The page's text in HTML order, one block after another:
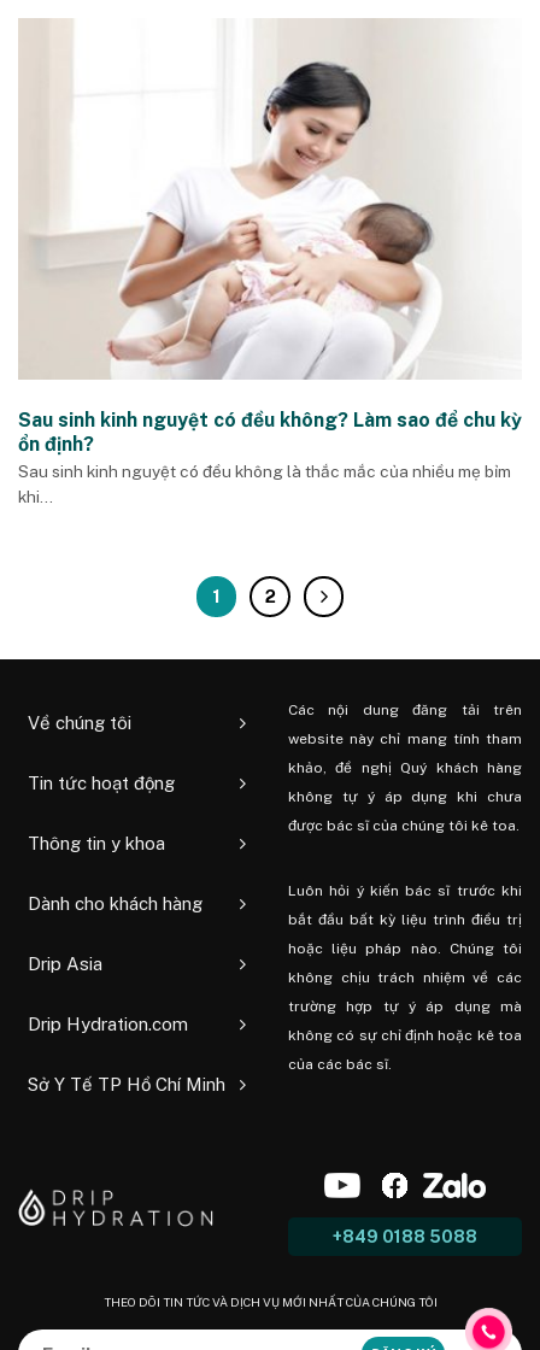
Sau sinh kinh nguyệt có đều không? Làm sao để chu kỳ
ổn định?
Sau sinh kinh nguyệt có đều không là thắc mắc của nhiều mẹ bỉm
khi...
1 2
Về chúng tôi
Tin tức hoạt động
Thông tin y khoa
Dành cho khách hàng
Drip Asia
Drip Hydration.com
Sở Y Tế TP Hồ Chí Minh
Các nội dung đăng tải trên
website này chỉ mang tính tham
khảo, đề nghị Quý khách hàng
không tự ý áp dụng khi chưa
được bác sĩ của chúng tôi kê toa.
Luôn hỏi ý kiến ​​bác sĩ trước khi
bắt đầu bất kỳ liệu trình điều trị
hoặc liệu pháp nào. Chúng tôi
không chịu trách nhiệm về các
trường hợp tự ý áp dụng mà
không có sự chỉ định hoặc kê toa
của các bác sĩ.
+849 0188 5088
THEO DÕI TIN TỨC VÀ DỊCH VỤ MỚI NHẤT CỦA CHÚNG TÔI